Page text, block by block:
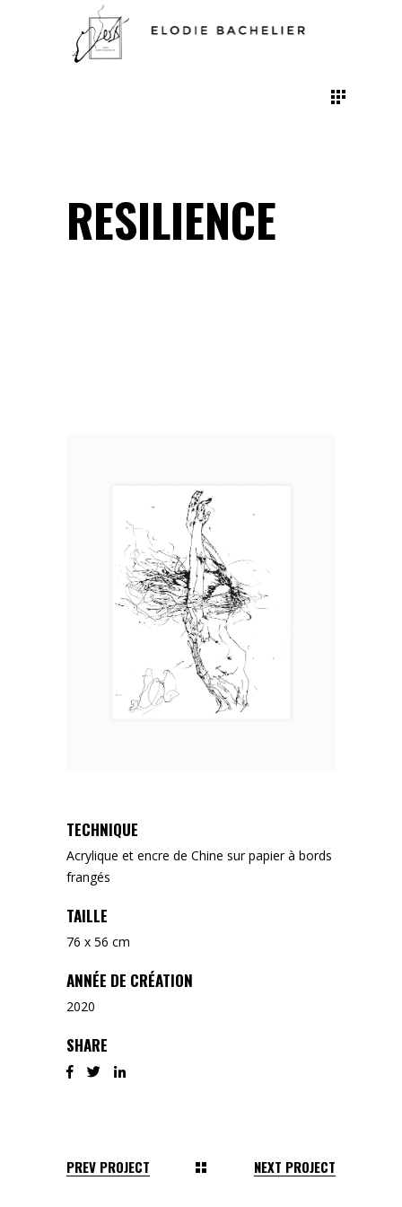
RESILIENCE
TECHNIQUE
Acrylique et encre de Chine sur papier à bords
frangés
TAILLE
76 x 56 cm
ANNÉE DE CRÉATION
2020
SHARE
PREV PROJECT NEXT PROJECT